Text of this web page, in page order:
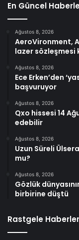
En Güncel
Ağustos 8, 2026
AeroVironment,
lazer sözleşmesi
Ağustos 8, 2026
Ece Erken’den
başvuruyor
Ağustos 8, 2026
Qxo hissesi 14
edebilir
Ağustos 8, 2026
Uzun Süreli
mu?
Ağustos 8, 2026
Gözlük
birbirine düştü
Rastgele Haberler